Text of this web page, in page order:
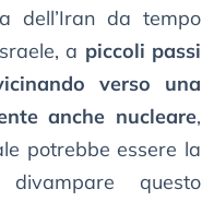
dell’Iran da tempo
a piccoli passi
verso una
anche nucleare,
potrebbe essere la
questo